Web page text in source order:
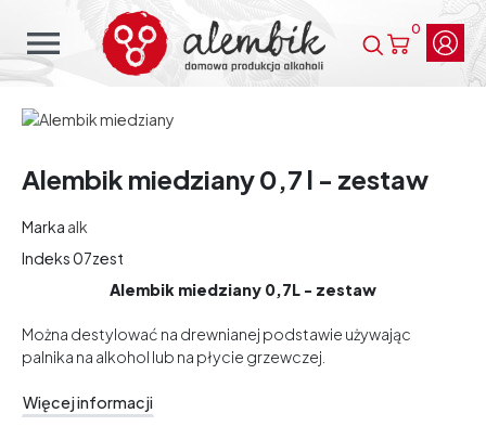
menu 0
Alembik miedziany 0,7 l - zestaw
Marka alk
Indeks07zest
Alembik miedziany 0,7L - zestaw
Można destylować na drewnianej podstawie używając
palnika na alkohol lub na płycie grzewczej.
Więcej informacji